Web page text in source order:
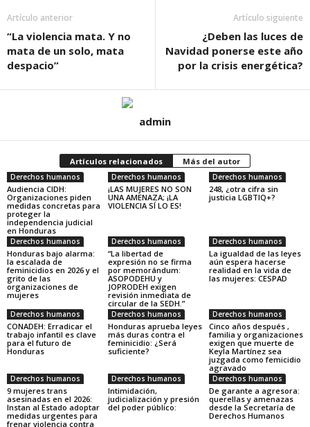
Artículo anterior
“La violencia mata. Y no
mata de un solo, mata
despacio”
Artículo siguiente
¿Deben las luces de
Navidad ponerse este año
por la crisis energética?
admin
Artículos relacionados Más del autor
Derechos humanos
Audiencia CIDH:
Organizaciones piden
medidas concretas para
proteger la
independencia judicial
en Honduras
Derechos humanos
¡LAS MUJERES NO SON
UNA AMENAZA; ¡LA
VIOLENCIA SÍ LO ES!
Derechos humanos
248, ¿otra cifra sin
justicia LGBTIQ+?
Derechos humanos
Honduras bajo alarma:
la escalada de
feminicidios en 2026 y el
grito de las
organizaciones de
mujeres
Derechos humanos
“La libertad de
expresión no se firma
por memorándum:
ASOPODEHU y
JOPRODEH exigen
revisión inmediata de
circular de la SEDH.”
Derechos humanos
La igualdad de las leyes
aún espera hacerse
realidad en la vida de
las mujeres: CESPAD
Derechos humanos
CONADEH: Erradicar el
trabajo infantil es clave
para el futuro de
Honduras
Derechos humanos
Honduras aprueba leyes
más duras contra el
feminicidio: ¿Será
suficiente?
Derechos humanos
Cinco años después ,
familia y organizaciones
exigen que muerte de
Keyla Martínez sea
juzgada como femicidio
agravado
Derechos humanos
9 mujeres trans
asesinadas en el 2026:
Instan al Estado adoptar
medidas urgentes para
frenar violencia contra
Derechos humanos
Intimidación,
judicialización y presión
del poder público:
Derechos humanos
De garante a agresora:
querellas y amenazas
desde la Secretaría de
Derechos Humanos